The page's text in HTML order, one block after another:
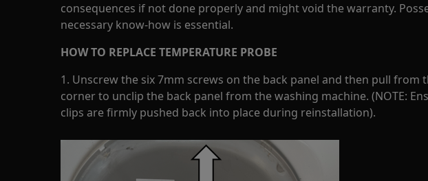
consequences if not done properly and might void the warranty.
necessary know-how is essential.
HOW TO REPLACE TEMPERATURE PROBE
1. Unscrew the six 7mm screws on the back panel and then pull from
corner to unclip the back panel from the washing machine. (NOTE:
clips are firmly pushed back into place during reinstallation).